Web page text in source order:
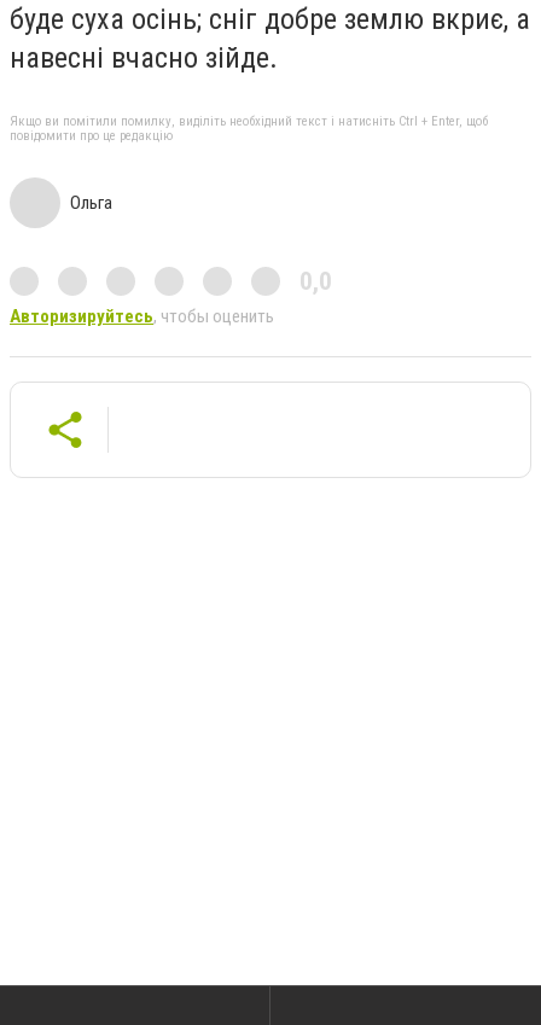
буде суха осінь; сніг добре землю вкриє, а
навесні вчасно зійде.
Якщо ви помітили помилку, виділіть необхідний текст і натисніть Ctrl + Enter, щоб
повідомити про це редакцію
Ольга
0,0
Авторизируйтесь, чтобы оценить